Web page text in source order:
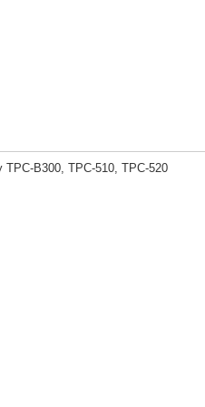
B300, TPC-510, TPC-520